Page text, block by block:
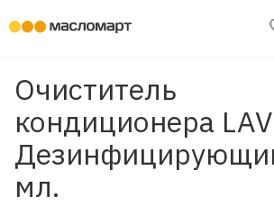
Очиститель
кондиционера
мл.